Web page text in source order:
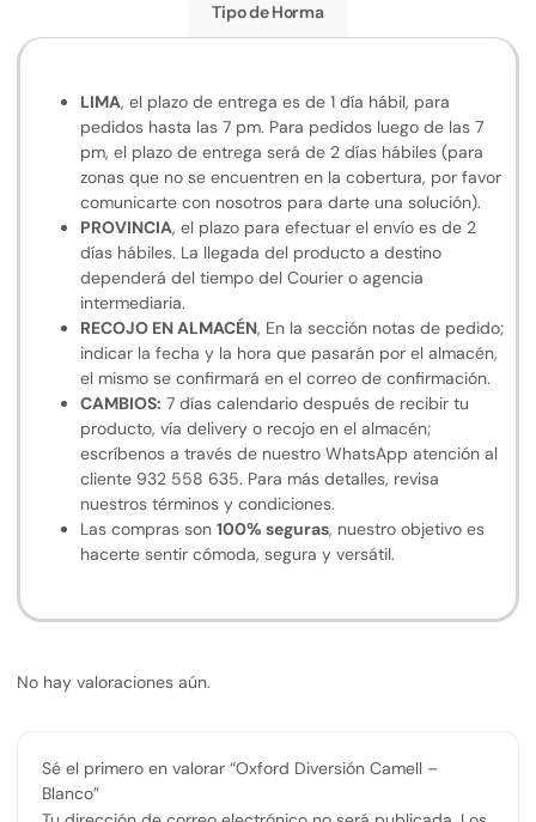
Tipo de Horma
LIMA, el plazo de entrega es de 1 día hábil, para
pedidos hasta las 7 pm. Para pedidos luego de las 7
pm, el plazo de entrega será de 2 días hábiles (para
zonas que no se encuentren en la cobertura, por favor
comunicarte con nosotros para darte una solución).
PROVINCIA, el plazo para efectuar el envío es de 2
días hábiles. La llegada del producto a destino
dependerá del tiempo del Courier o agencia
intermediaria.
RECOJO EN ALMACÉN, En la sección notas de pedido;
indicar la fecha y la hora que pasarán por el almacén,
el mismo se confirmará en el correo de confirmación.
CAMBIOS: 7 días calendario después de recibir tu
producto, vía delivery o recojo en el almacén;
escríbenos a través de nuestro WhatsApp atención al
cliente 932 558 635. Para más detalles, revisa
nuestros términos y condiciones.
Las compras son 100% seguras, nuestro objetivo es
hacerte sentir cómoda, segura y versátil.
No hay valoraciones aún.
Sé el primero en valorar “Oxford Diversión Camell –
Blanco”